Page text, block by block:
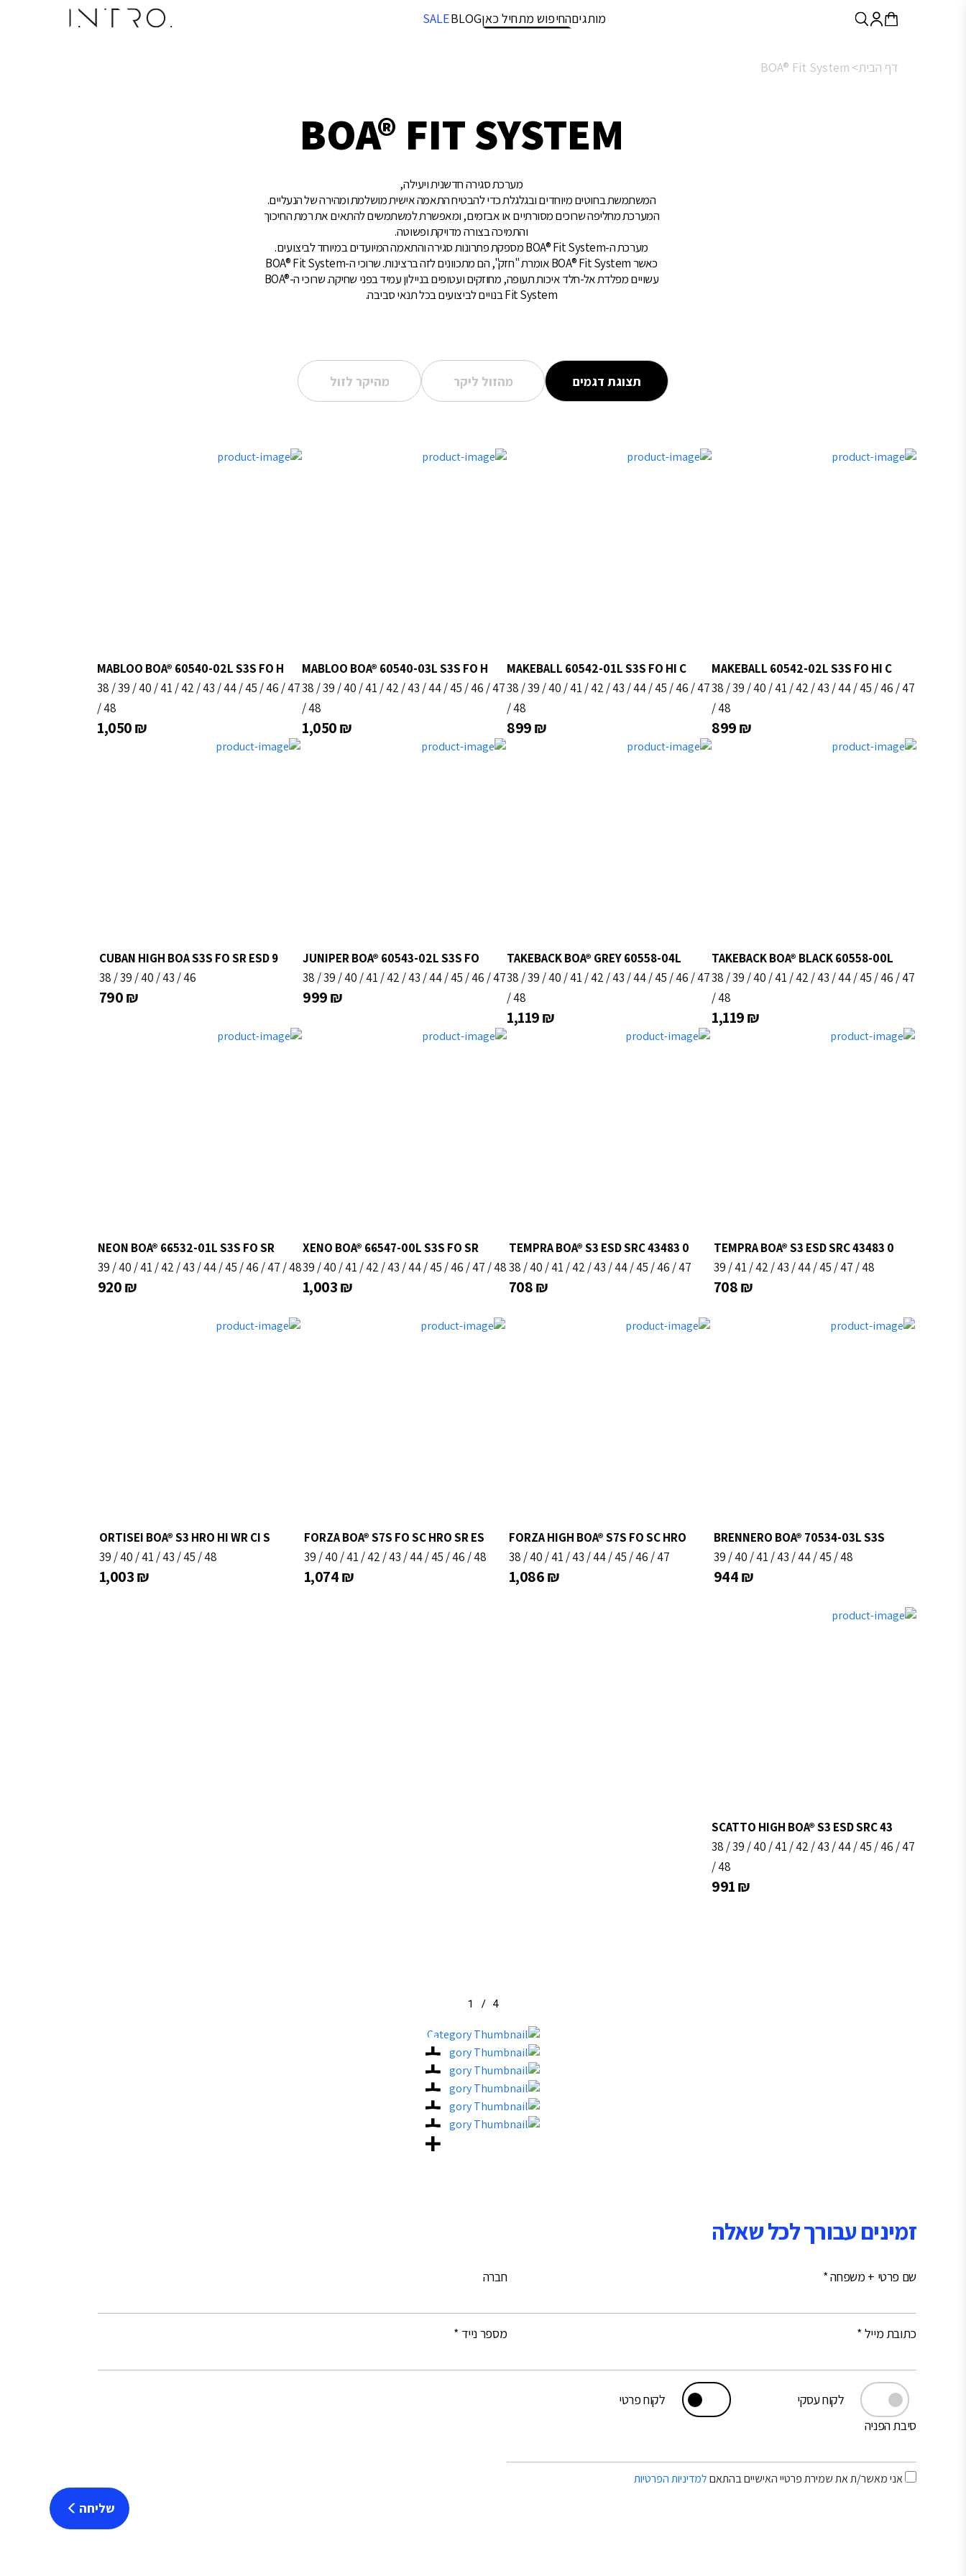
מותגיםהחיפוש מתחיל כאןBLOG
SALE
דף הבית> BOA® Fit System
BOA® FIT SYSTEM
מערכת סגירה חדשנית ויעילה,
המשתמשת בחוטים מיוחדים ובגלגלת כדי להבטיח התאמה אישית מושלמת ומהירה של הנעליים.
המערכת מחליפה שרוכים מסורתיים או אבזמים, ומאפשרת למשתמשים להתאים את רמת החיכוך
והתמיכה בצורה מדויקת ופשוטה.
מערכת ה-BOA® Fit System מספקת פתרונות סגירה והתאמה המיועדים במיוחד לביצועים.
כאשר BOA® Fit System אומרת "חזק", הם מתכוונים לזה ברצינות. שרוכי ה-BOA® Fit System
עשויים מפלדת אל-חלד איכות תעופה, מחוזקים ועטופים בניילון עמיד בפני שחיקה. שרוכי ה-BOA®
Fit System בנויים לביצועים בכל תנאי סביבה.
תצוגת דגמים מהזול ליקר מהיקר לזול
MAKEBALL 60542-02L S3S FO HI C
38 /39 /40 /41 /42 /43 /44/45 /46 /47
/48
899₪
MAKEBALL 60542-01L S3S FO HI C
38 /39 /40 /41 /42 /43 /44/45 /46 /47
/48
899₪
MABLOO BOA® 60540-03L S3S FO H
38 /39 /40 /41 /42 /43 /44/45 /46 /47
/48
1,050₪
MABLOO BOA® 60540-02L S3S FO H
38 /39 /40 /41 /42 /43 /44/45 /46 /47
/48
1,050₪
TAKEBACK BOA® BLACK 60558-00L
38 /39 /40 /41 /42 /43 /44/45 /46 /47
/48
1,119₪
TAKEBACK BOA® GREY 60558-04L
38 /39 /40 /41 /42 /43 /44/45 /46 /47
/48
1,119₪
JUNIPER BOA® 60543-02L S3S FO
38 /39 /40 /41 /42 /43 /44/45 /46 /47
999₪
CUBAN HIGH BOA S3S FO SR ESD 9
38 /39 /40 /43 /46
790₪
TEMPRA BOA® S3 ESD SRC 43483 0
39 /41 /42 /43 /44/45 /47 /48
708₪
TEMPRA BOA® S3 ESD SRC 43483 0
38 /40 /41 /42 /43 /44/45 /46 /47
708₪
XENO BOA® 66547-00L S3S FO SR
39 /40 /41 /42 /43 /44/45 /46 /47 /48
1,003₪
NEON BOA® 66532-01L S3S FO SR
39 /40 /41 /42 /43 /44/45 /46 /47 /48
920₪
BRENNERO BOA® 70534-03L S3S
39 /40 /41 /43 /44/45 /48
944₪
FORZA HIGH BOA® S7S FO SC HRO
38 /40 /41 /43 /44/45 /46 /47
1,086₪
FORZA BOA® S7S FO SC HRO SR ES
39 /40 /41 /42 /43 /44/45 /46 /48
1,074₪
ORTISEI BOA® S3 HRO HI WR CI S
39 /40 /41 /43 /45 /48
1,003₪
SCATTO HIGH BOA® S3 ESD SRC 43
38 /39 /40 /41 /42 /43 /44/45 /46 /47
/48
991₪
4
/
1
זמינים עבורך לכל שאלה
שם פרטי + משפחה * חברה
כתובת מייל * מספר נייד *
לקוח עסקי
לקוח פרטי
סיבת הפניה
אני מאשר/ת את שמירת פרטיי האישיים בהתאםלמדיניות הפרטיות